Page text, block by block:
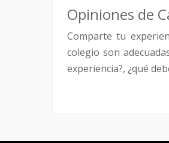
Opiniones de
Comparte tu
colegio son
experiencia?, ¿qué